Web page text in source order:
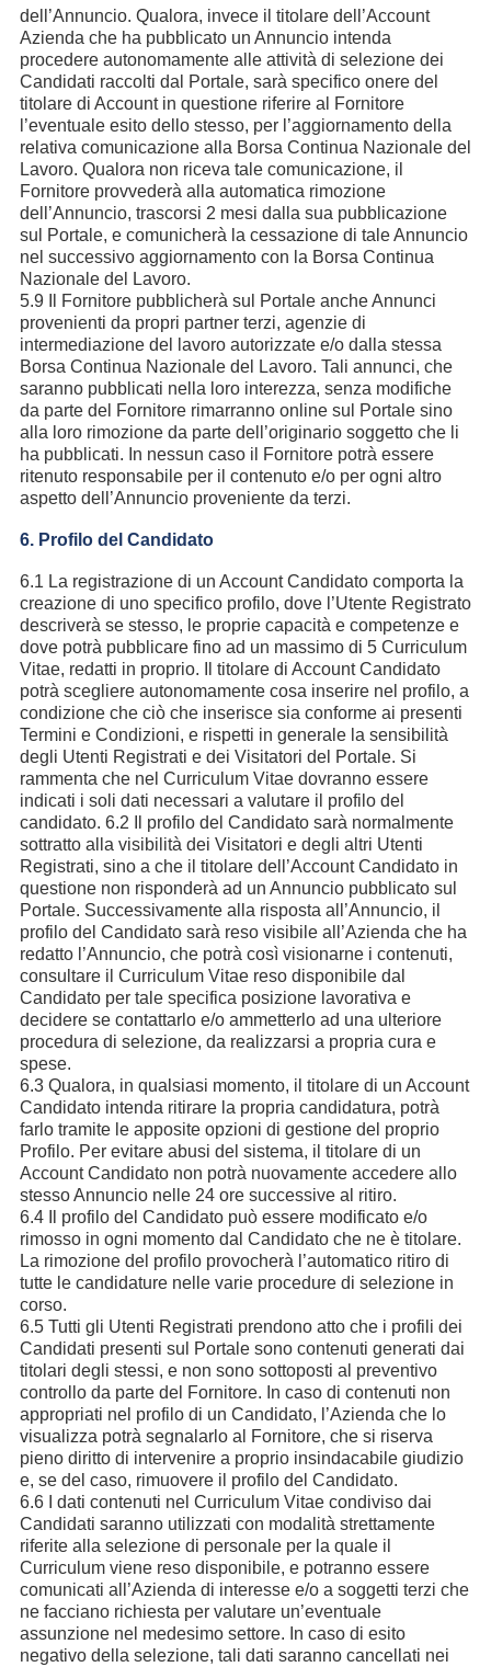
dell’Annuncio. Qualora, invece il titolare dell’Account
Azienda che ha pubblicato un Annuncio intenda
procedere autonomamente alle attività di selezione dei
Candidati raccolti dal Portale, sarà specifico onere del
titolare di Account in questione riferire al Fornitore
l’eventuale esito dello stesso, per l’aggiornamento della
relativa comunicazione alla Borsa Continua Nazionale del
Lavoro. Qualora non riceva tale comunicazione, il
Fornitore provvederà alla automatica rimozione
dell’Annuncio, trascorsi 2 mesi dalla sua pubblicazione
sul Portale, e comunicherà la cessazione di tale Annuncio
nel successivo aggiornamento con la Borsa Continua
Nazionale del Lavoro.
5.9 Il Fornitore pubblicherà sul Portale anche Annunci
provenienti da propri partner terzi, agenzie di
intermediazione del lavoro autorizzate e/o dalla stessa
Borsa Continua Nazionale del Lavoro. Tali annunci, che
saranno pubblicati nella loro interezza, senza modifiche
da parte del Fornitore rimarranno online sul Portale sino
alla loro rimozione da parte dell’originario soggetto che li
ha pubblicati. In nessun caso il Fornitore potrà essere
ritenuto responsabile per il contenuto e/o per ogni altro
aspetto dell’Annuncio proveniente da terzi.
6. Profilo del Candidato
6.1 La registrazione di un Account Candidato comporta la
creazione di uno specifico profilo, dove l’Utente Registrato
descriverà se stesso, le proprie capacità e competenze e
dove potrà pubblicare fino ad un massimo di 5 Curriculum
Vitae, redatti in proprio. Il titolare di Account Candidato
potrà scegliere autonomamente cosa inserire nel profilo, a
condizione che ciò che inserisce sia conforme ai presenti
Termini e Condizioni, e rispetti in generale la sensibilità
degli Utenti Registrati e dei Visitatori del Portale. Si
rammenta che nel Curriculum Vitae dovranno essere
indicati i soli dati necessari a valutare il profilo del
candidato. 6.2 Il profilo del Candidato sarà normalmente
sottratto alla visibilità dei Visitatori e degli altri Utenti
Registrati, sino a che il titolare dell’Account Candidato in
questione non risponderà ad un Annuncio pubblicato sul
Portale. Successivamente alla risposta all’Annuncio, il
profilo del Candidato sarà reso visibile all’Azienda che ha
redatto l’Annuncio, che potrà così visionarne i contenuti,
consultare il Curriculum Vitae reso disponibile dal
Candidato per tale specifica posizione lavorativa e
decidere se contattarlo e/o ammetterlo ad una ulteriore
procedura di selezione, da realizzarsi a propria cura e
spese.
6.3 Qualora, in qualsiasi momento, il titolare di un Account
Candidato intenda ritirare la propria candidatura, potrà
farlo tramite le apposite opzioni di gestione del proprio
Profilo. Per evitare abusi del sistema, il titolare di un
Account Candidato non potrà nuovamente accedere allo
stesso Annuncio nelle 24 ore successive al ritiro.
6.4 Il profilo del Candidato può essere modificato e/o
rimosso in ogni momento dal Candidato che ne è titolare.
La rimozione del profilo provocherà l’automatico ritiro di
tutte le candidature nelle varie procedure di selezione in
corso.
6.5 Tutti gli Utenti Registrati prendono atto che i profili dei
Candidati presenti sul Portale sono contenuti generati dai
titolari degli stessi, e non sono sottoposti al preventivo
controllo da parte del Fornitore. In caso di contenuti non
appropriati nel profilo di un Candidato, l’Azienda che lo
visualizza potrà segnalarlo al Fornitore, che si riserva
pieno diritto di intervenire a proprio insindacabile giudizio
e, se del caso, rimuovere il profilo del Candidato.
6.6 I dati contenuti nel Curriculum Vitae condiviso dai
Candidati saranno utilizzati con modalità strettamente
riferite alla selezione di personale per la quale il
Curriculum viene reso disponibile, e potranno essere
comunicati all’Azienda di interesse e/o a soggetti terzi che
ne facciano richiesta per valutare un’eventuale
assunzione nel medesimo settore. In caso di esito
negativo della selezione, tali dati saranno cancellati nei